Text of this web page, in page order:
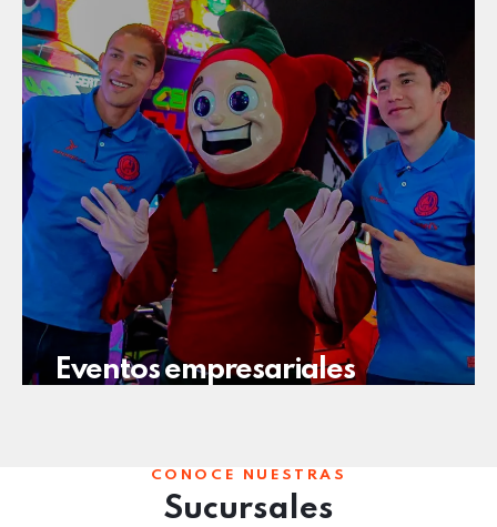
Eventos empresariales
CONOCE NUESTRAS
Sucursales